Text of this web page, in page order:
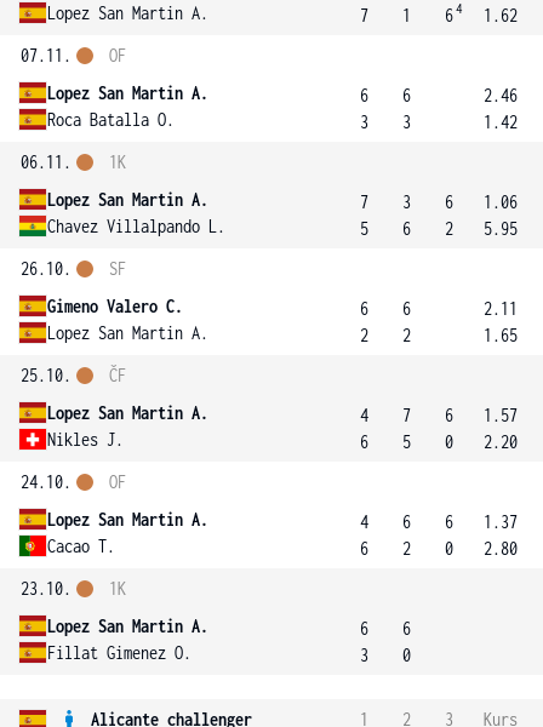
Lopez San Martin A.
7
1
64
1.62
07.11.
Lopez San Martin A.
Roca Batalla O.
OF
6
3
6
3
2.46
1.42
06.11.
Lopez San Martin A.
Chavez Villalpando L.
1K
7
5
3
6
6
2
1.06
5.95
26.10.
Gimeno Valero C.
Lopez San Martin A.
SF
6
2
6
2
2.11
1.65
25.10.
Lopez San Martin A.
Nikles J.
ČF
4
6
7
5
6
0
1.57
2.20
24.10.
Lopez San Martin A.
Cacao T.
OF
4
6
6
2
6
0
1.37
2.80
23.10.
Lopez San Martin A.
Fillat Gimenez O.
1K
6
3
6
0
Alicante challenger 1 2 3 Kurs